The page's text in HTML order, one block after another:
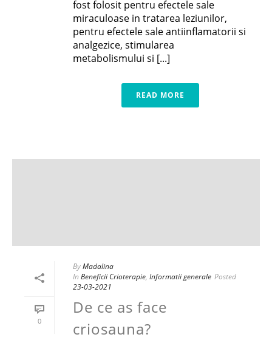
fost folosit pentru efectele sale
miraculoase in tratarea leziunilor,
pentru efectele sale antiinflamatorii si
analgezice, stimularea
metabolismului si [...]
READ MORE
0
ByMadalina
In Beneficii Crioterapie, Informatii generale Posted
23-03-2021
De ce as face
criosauna?